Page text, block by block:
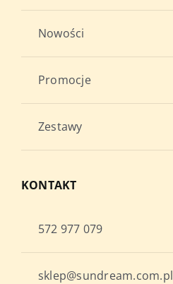
Nowości
Promocje
Zestawy
KONTAKT
572 977 079
sklep@sundream.com.pl